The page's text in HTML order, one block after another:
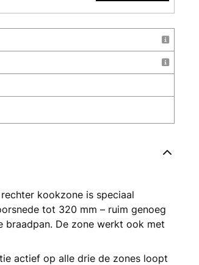
kookzone is speciaal
tot 320 mm – ruim genoeg
De zone werkt ook met
actief op alle drie de zones loopt